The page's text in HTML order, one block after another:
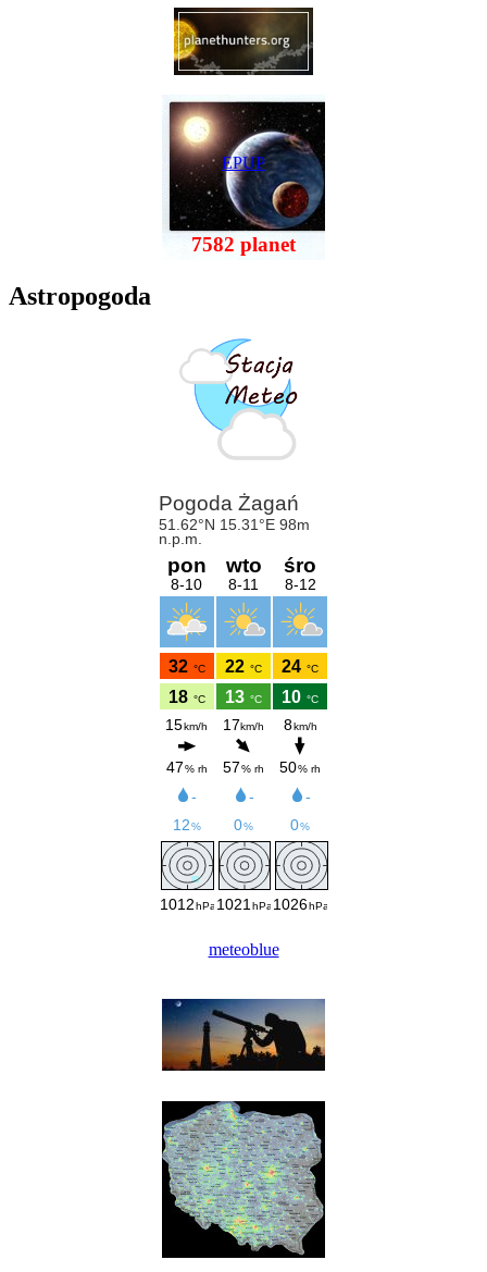
EPUP
7582 planet
Astropogoda
meteoblue